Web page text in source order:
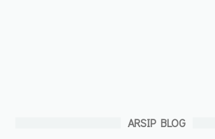
ARSIP BLOG